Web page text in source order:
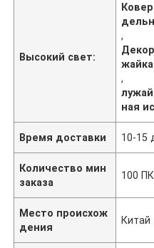
Высокий свет:
,
,
ная
Время доставки 10-15
Количество мин
заказа
100 ПК
Место происхож
дения
Китай